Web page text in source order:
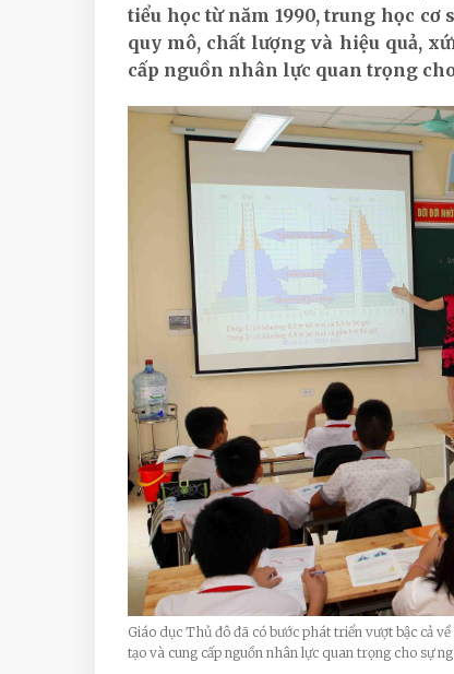
tiểu học từ năm 1990, trung học cơ
quy mô, chất lượng và hiệu quả,
cấp nguồn nhân lực quan trọng
Giáo dục Thủ đô đã có bước phát triển vượt bậc cả
tạo và cung cấp nguồn nhân lực quan trọng cho sự